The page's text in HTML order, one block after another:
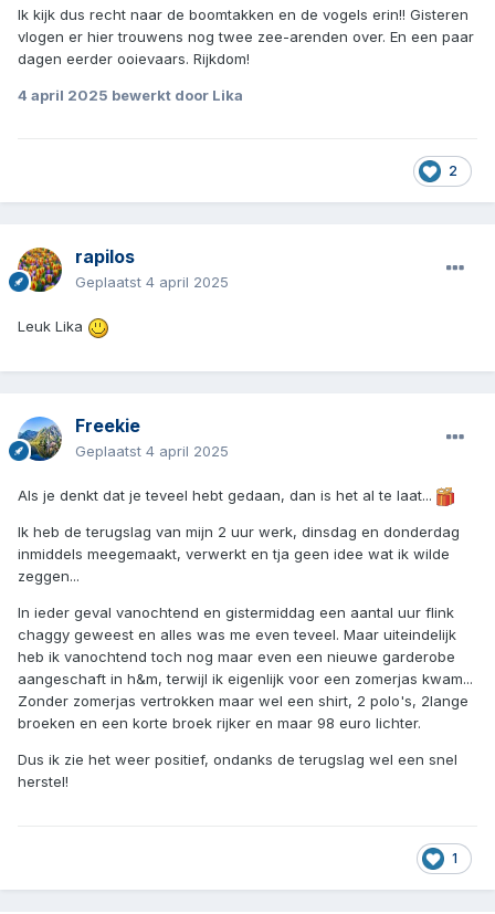
Ik kijk dus recht naar de boomtakken en de vogels erin!! Gisteren
vlogen er hier trouwens nog twee zee-arenden over. En een paar
dagen eerder ooievaars. Rijkdom!
4 april 2025 bewerkt door Lika
2
rapilos
Geplaatst 4 april 2025
Leuk Lika
Freekie
Geplaatst 4 april 2025
Als je denkt dat je teveel hebt gedaan, dan is het al te laat...
Ik heb de terugslag van mijn 2 uur werk, dinsdag en donderdag
inmiddels meegemaakt, verwerkt en tja geen idee wat ik wilde
zeggen...
In ieder geval vanochtend en gistermiddag een aantal uur flink
chaggy geweest en alles was me even teveel. Maar uiteindelijk
heb ik vanochtend toch nog maar even een nieuwe garderobe
aangeschaft in h&m, terwijl ik eigenlijk voor een zomerjas kwam...
Zonder zomerjas vertrokken maar wel een shirt, 2 polo's, 2lange
broeken en een korte broek rijker en maar 98 euro lichter.
Dus ik zie het weer positief, ondanks de terugslag wel een snel
herstel!
1